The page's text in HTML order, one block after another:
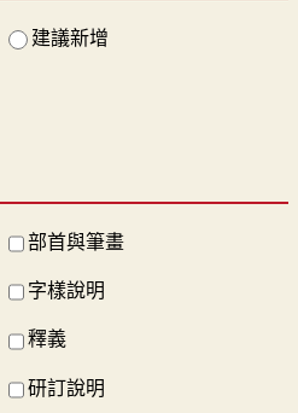
建議新增
部首與筆畫
字樣說明
釋義
研訂說明